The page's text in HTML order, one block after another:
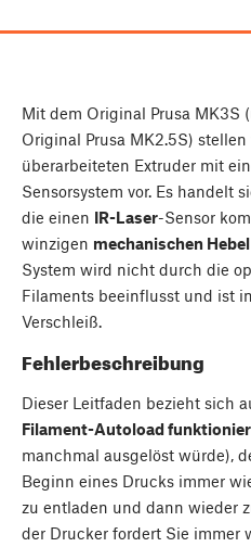
Mit dem Original Prusa MK3S
Original Prusa MK2.5S)
überarbeiteten Extruder mit
Sensorsystem vor. Es handelt
die einen IR-Laser-Sensor
winzigen mechanischen Hebel
System wird nicht durch die
Filaments beeinflusst und ist
Verschleiß.
Fehlerbeschreibung
Dieser Leitfaden bezieht sich
Filament-Autoload
manchmal ausgelöst würde),
Beginn eines Drucks immer
zu entladen und dann wieder
der Drucker fordert Sie immer